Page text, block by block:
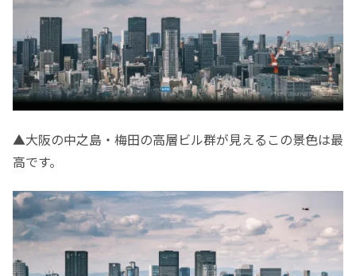
▲大阪の中之島・梅田の高層ビル群が見えるこの景色は最
高です。